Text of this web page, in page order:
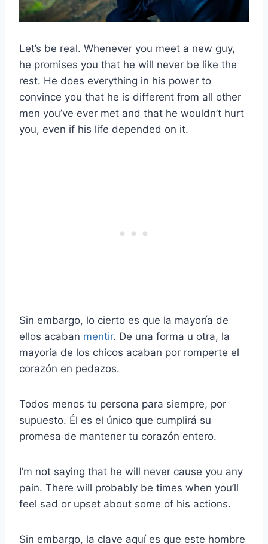
Let’s be real. Whenever you meet a new guy,
he promises you that he will never be like the
rest. He does everything in his power to
convince you that he is different from all other
men you’ve ever met and that he wouldn’t hurt
you, even if his life depended on it.
Sin embargo, lo cierto es que la mayoría de
ellos acaban mentir. De una forma u otra, la
mayoría de los chicos acaban por romperte el
corazón en pedazos.
Todos menos tu persona para siempre, por
supuesto. Él es el único que cumplirá su
promesa de mantener tu corazón entero.
I’m not saying that he will never cause you any
pain. There will probably be times when you’ll
feel sad or upset about some of his actions.
Sin embargo, la clave aquí es que este hombre